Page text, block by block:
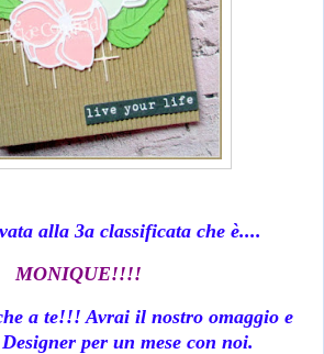
alla 3a classificata che è....
MONIQUE!!!!
a te!!! Avrai il nostro omaggio e
per un mese con noi.